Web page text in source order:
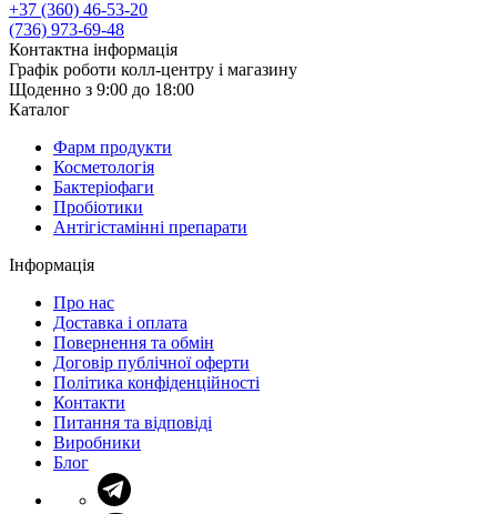
+37 (360) 46-53-20
(736) 973-69-48
Контактна інформація
Графік роботи колл-центру і магазину
Щоденно з 9:00 до 18:00
Каталог
Фарм продукти
Косметологія
Бактеріофаги
Пробіотики
Антігістамінні препарати
Інформація
Про нас
Доставка і оплата
Повернення та обмін
Договір публічної оферти
Політика конфіденційності
Контакти
Питання та відповіді
Виробники
Блог